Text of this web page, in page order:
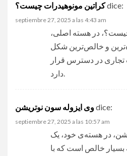
کراتین مونوهیدرات چیست؟dice:
septiembre 27, 2025 a las 4:43 am
چیست؟، در هسته اصلی،
و خالص‌ترین شکل
در دسترس قرار
دارد.
وی ایزوله سون نوتریشنdice:
septiembre 27, 2025 a las 10:57 am
، در هسته‌ی خود، یک
بسیار خالص است که با